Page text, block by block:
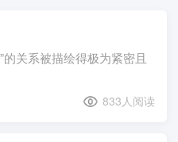
的关系被描绘得极为紧密且
833人阅读